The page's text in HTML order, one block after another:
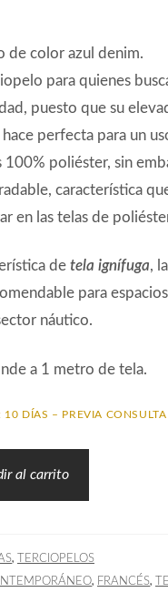
de color azul denim.
para quienes
puesto que su
perfecta para un
100% poliéster, sin
característica
en las telas de
de tela ignífuga,
para
náutico.
a 1 metro de tela.
10 DÍAS – PREVIA
al carrito
, TERCIOPELOS
, FRANCÉS,